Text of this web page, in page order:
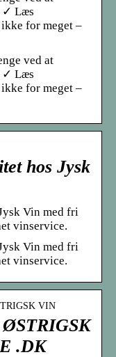
✓ Læs
for meget –
ved at
✓ Læs
for meget –
hos Jysk
Vin med fri
vinservice.
Vin med fri
vinservice.
VIN
ØSTRIGSK
.DK